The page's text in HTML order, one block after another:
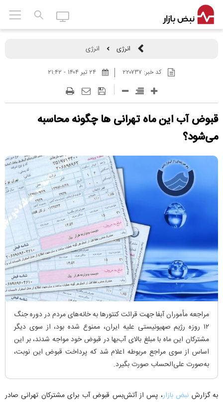
انرژی انرژی
کد خبر:۲۲۰۷۳۷ ۲۴ تير ۱۴۰۴ - ۲۱:۴۲
قبوض آب این ماه تهرانی ها چگونه محاسبه
می‌شود؟
مراجعه مأموران آبفا جهت قرائت کنتورها به خانه‌های مردم در دوره جنگ
۱۲ روزه رژیم صهیونیستی علیه ایران، ممنوع شده بود، از سوی دیگر
مشترکان این ماه با مبلغ بالای آب‌بها در قبوض خود مواجه شدند، بر این
اساس از سوی مراجع مربوطه اعلام شد که پرداخت قبوض این نوبت،
به‌صورت علی‌الحساب صورت بگیرد.
به گزارش نبض بازار، پس از آتش‌بس قبوض آب برای مشترکان تهرانی صادر